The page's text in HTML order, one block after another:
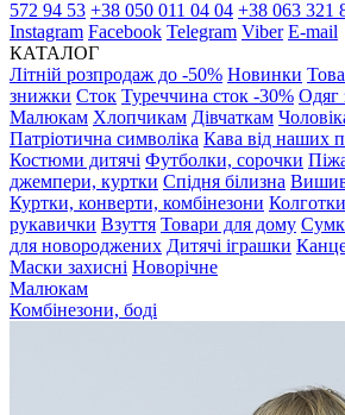
572 94 53 +38 050 011 04 04 +38 063 321
Instagram Facebook Telegram Viber E-mail
КАТАЛОГ
Літній розпродаж до -50% Новинки
знижки Сток Туреччина сток -30% Одяг
Малюкам Хлопчикам Дівчаткам
Патріотична символіка Кава від наших
Костюми дитячі Футболки, сорочки
джемпери, куртки Спідня білизна
Куртки, конверти, комбінезони
рукавички Взуття Товари для дому
для новороджених Дитячі іграшки
Маски захисні Новорічне
Малюкам
Комбінезони, боді